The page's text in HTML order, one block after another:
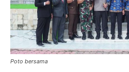
Poto bersama